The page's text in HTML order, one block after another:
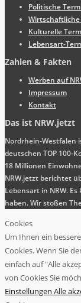
Politische
Wirtschaftliche
Kulturelle
Lebensart-
Zahlen & Fakten
Werben auf
Impressum
Kontakt
Das ist NRW.jetzt
Nordrhein-Westfalen
deutschen TOP 100-
18 Millionen
NRW.jetzt berichtet
Lebensart in NRW.
haben. Wir stoßen
Cookies
Um Ihnen ein
Cookies. Wenn Sie
einfach auf "Alle
von Cookies Sie
Einstellungen Alle